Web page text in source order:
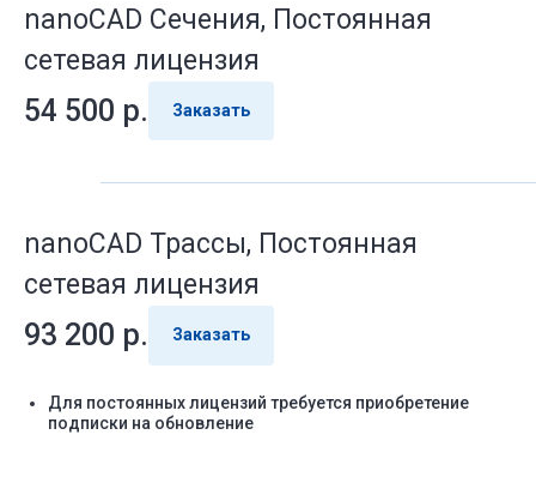
nanoCAD Сечения, Постоянная
сетевая лицензия
54 500 р. Заказать
nanoCAD Трассы, Постоянная
сетевая лицензия
93 200 р. Заказать
Для постоянных лицензий требуется приобретение
подписки на обновление